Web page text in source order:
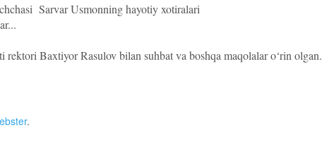
Sarvar Usmonning hayotiy xotiralari
Baxtiyor Rasulov bilan suhbat va boshqa maqolalar o‘rin olgan.
.